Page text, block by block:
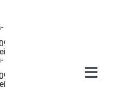
OUSSANOUDOR-
OUSSANOUDOR-